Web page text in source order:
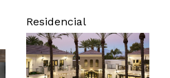
Residencial